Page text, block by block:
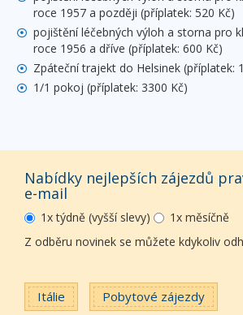
roce 1957 a později (příplatek: 520 Kč)
pojištění léčebných výloh a storna pro
roce 1956 a dříve (příplatek: 600 Kč)
Zpáteční trajekt do Helsinek (příplatek:
1/1 pokoj (příplatek: 3300 Kč)
Nabídky nejlepších zájezdů
e-mail
1x týdně (vyšší slevy)
1x měsíčně
Z odběru novinek se můžete kdykoliv
Itálie Pobytové zájezdy